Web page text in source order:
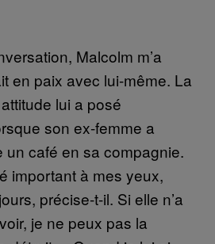
Malcolm m’a
en paix avec lui-même. La
lui a posé
son ex-femme a
un café en sa compagnie.
important à mes yeux,
précise-t-il. Si elle n’a
je ne peux pas la